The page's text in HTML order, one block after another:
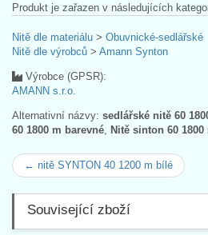
Produkt je zařazen v následujících
Nitě dle materiálu > Obuvnické-sedlářské
Nitě dle výrobců > Amann Synton
Výrobce (GPSR):
AMANN s.r.o.
Alternativní názvy: sedlářské nitě 60
60 1800 m barevné Nitě sinton 60 1800
← nitě SYNTON 40 1200 m bílé
Související zboží